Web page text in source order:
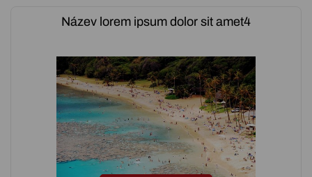
Název lorem ipsum dolor sit amet4